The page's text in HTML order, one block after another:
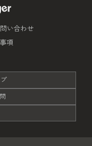
い合わせ
項